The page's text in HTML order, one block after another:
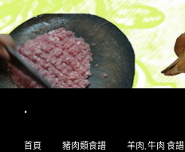
.
首頁
豬肉類食譜 羊肉, 牛肉 食譜